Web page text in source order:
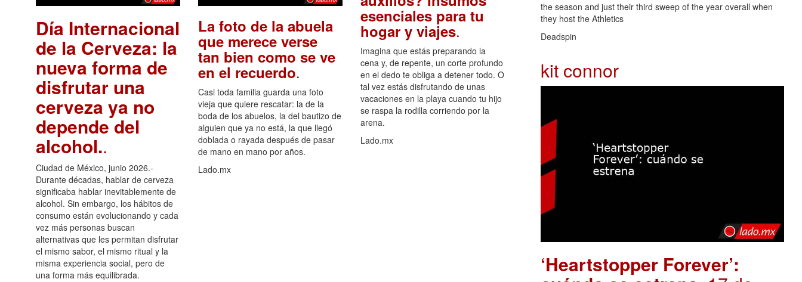
Día Internacional
de la Cerveza: la
nueva forma de
disfrutar una
cerveza ya no
depende del
alcohol..
Ciudad de México, junio 2026.-
Durante décadas, hablar de cerveza
significaba hablar inevitablemente de
alcohol. Sin embargo, los hábitos de
consumo están evolucionando y cada
vez más personas buscan
alternativas que les permitan disfrutar
el mismo sabor, el mismo ritual y la
misma experiencia social, pero de
una forma más equilibrada.
La foto de la abuela
que merece verse
tan bien como se ve
en el recuerdo.
Casi toda familia guarda una foto
vieja que quiere rescatar: la de la
boda de los abuelos, la del bautizo de
alguien que ya no está, la que llegó
doblada o rayada después de pasar
de mano en mano por años.
Lado.mx
esenciales para tu
hogar y viajes.
Imagina que estás preparando la
cena y, de repente, un corte profundo
en el dedo te obliga a detener todo. O
tal vez estás disfrutando de unas
vacaciones en la playa cuando tu hijo
se raspa la rodilla corriendo por la
arena.
Lado.mx
the season and just their third sweep of the year overall when
they host the Athletics
Deadspin
kit connor
‘Heartstopper Forever’: